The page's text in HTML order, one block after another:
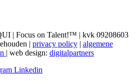
| Focus on Talent!™ | kvk 09208603
| privacy policy| algemene
| web design: digitalpartners
Linkedin